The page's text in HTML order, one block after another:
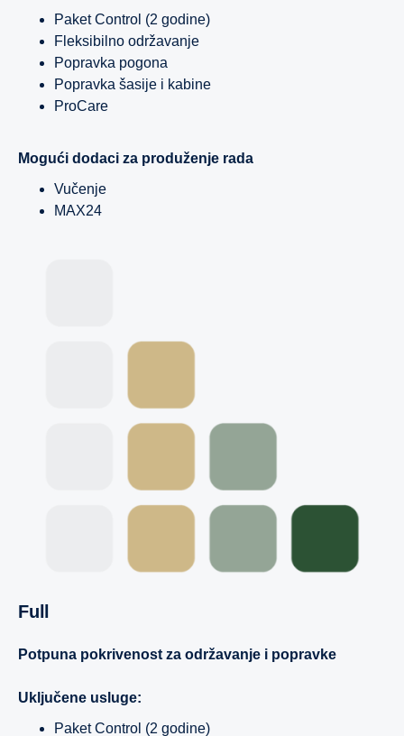
Paket Control (2 godine)
Fleksibilno održavanje
Popravka pogona
Popravka šasije i kabine
ProCare
Mogući dodaci za produženje rada
Vučenje
MAX24
Full
Potpuna pokrivenost za održavanje i popravke
Uključene usluge:
Paket Control (2 godine)